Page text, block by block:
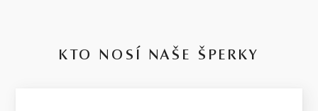
KTO NOSÍ NAŠE ŠPERKY